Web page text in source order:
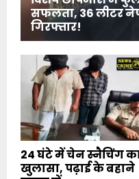
सफलता, 36 लीटर
गिरफ्तार!
24 घंटे में चेन स्नैचिंग
खुलासा, पढ़ाई के बहाने